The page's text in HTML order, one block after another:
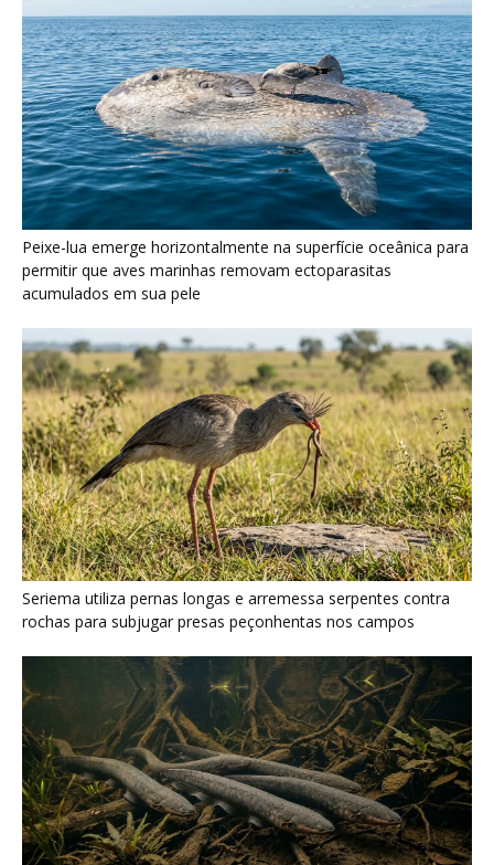
Seriema utiliza pernas longas e arremessa serpentes contra
rochas para subjugar presas peçonhentas nos campos
Poraquê sincroniza descargas elétricas em grupo para
amplificar campo elétrico e atordoar cardumes de peixes
maiores na Amazônia